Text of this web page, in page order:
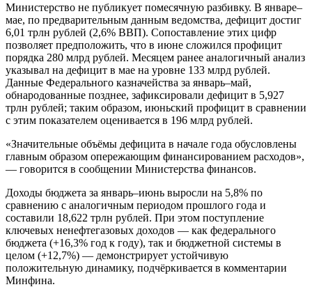
Министерство не публикует помесячную разбивку. В январе–
мае, по предварительным данным ведомства, дефицит достиг
6,01 трлн рублей (2,6% ВВП). Сопоставление этих цифр
позволяет предположить, что в июне сложился профицит
порядка 280 млрд рублей. Месяцем ранее аналогичный анализ
указывал на дефицит в мае на уровне 133 млрд рублей.
Данные Федерального казначейства за январь–май,
обнародованные позднее, зафиксировали дефицит в 5,927
трлн рублей; таким образом, июньский профицит в сравнении
с этим показателем оценивается в 196 млрд рублей.
«Значительные объёмы дефицита в начале года обусловлены
главным образом опережающим финансированием расходов»,
— говорится в сообщении Министерства финансов.
Доходы бюджета за январь–июнь выросли на 5,8% по
сравнению с аналогичным периодом прошлого года и
составили 18,622 трлн рублей. При этом поступление
ключевых ненефтегазовых доходов — как федерального
бюджета (+16,3% год к году), так и бюджетной системы в
целом (+12,7%) — демонстрирует устойчивую
положительную динамику, подчёркивается в комментарии
Минфина.